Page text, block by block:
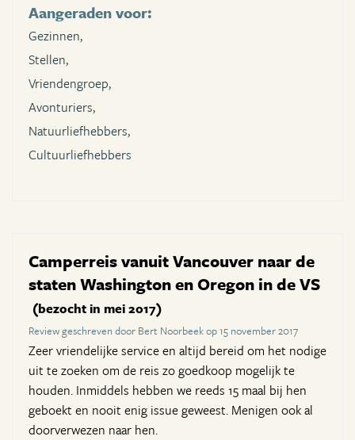
Aangeraden voor:
Gezinnen,
Stellen,
Vriendengroep,
Avonturiers,
Natuurliefhebbers,
Cultuurliefhebbers
Camperreis vanuit Vancouver naar de
staten Washington en Oregon in de VS
(bezocht in mei 2017)
Review geschreven door Bert Noorbeek op 15 november 2017
Zeer vriendelijke service en altijd bereid om het nodige
uit te zoeken om de reis zo goedkoop mogelijk te
houden. Inmiddels hebben we reeds 15 maal bij hen
geboekt en nooit enig issue geweest. Menigen ook al
doorverwezen naar hen.